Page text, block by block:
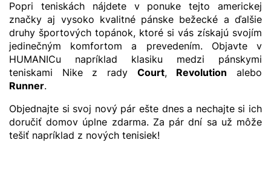
Popri teniskách nájdete v ponuke tejto americkej
značky aj vysoko kvalitné pánske bežecké a ďalšie
druhy športových topánok, ktoré si vás získajú svojím
jedinečným komfortom a prevedením. Objavte v
HUMANICu napríklad klasiku medzi pánskymi
teniskami Nike z rady Court, Revolution alebo
Runner.
Objednajte si svoj nový pár ešte dnes a nechajte si ich
doručiť domov úplne zdarma. Za pár dní sa už môže
tešiť napríklad z nových tenisiek!